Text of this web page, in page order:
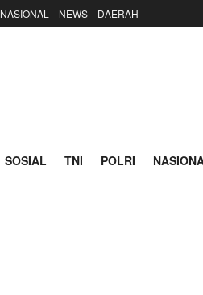
NASIONAL NEWS DAERAH
SOSIAL TNI POLRI